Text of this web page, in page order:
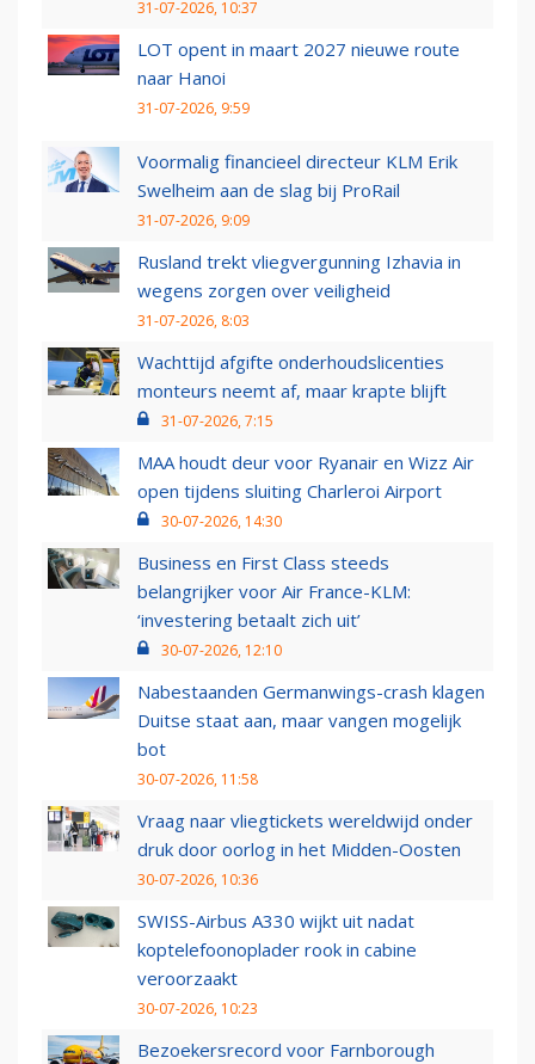
31-07-2026, 10:37
LOT opent in maart 2027 nieuwe route
naar Hanoi
31-07-2026, 9:59
Voormalig financieel directeur KLM Erik
Swelheim aan de slag bij ProRail
31-07-2026, 9:09
Rusland trekt vliegvergunning Izhavia in
wegens zorgen over veiligheid
31-07-2026, 8:03
Wachttijd afgifte onderhoudslicenties
monteurs neemt af, maar krapte blijft
31-07-2026, 7:15
MAA houdt deur voor Ryanair en Wizz Air
open tijdens sluiting Charleroi Airport
30-07-2026, 14:30
Business en First Class steeds
belangrijker voor Air France-KLM:
‘investering betaalt zich uit’
30-07-2026, 12:10
Nabestaanden Germanwings-crash klagen
Duitse staat aan, maar vangen mogelijk
bot
30-07-2026, 11:58
Vraag naar vliegtickets wereldwijd onder
druk door oorlog in het Midden-Oosten
30-07-2026, 10:36
SWISS-Airbus A330 wijkt uit nadat
koptelefoonoplader rook in cabine
veroorzaakt
30-07-2026, 10:23
Bezoekersrecord voor Farnborough